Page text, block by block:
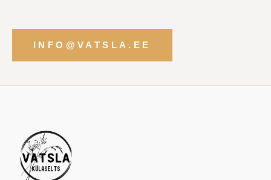
INFO@VATSLA.EE